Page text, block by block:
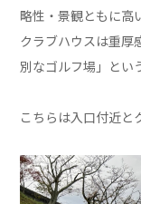
略性・景観ともに高
クラブハウスは重厚
別なゴルフ場」とい
こちらは入口付近と